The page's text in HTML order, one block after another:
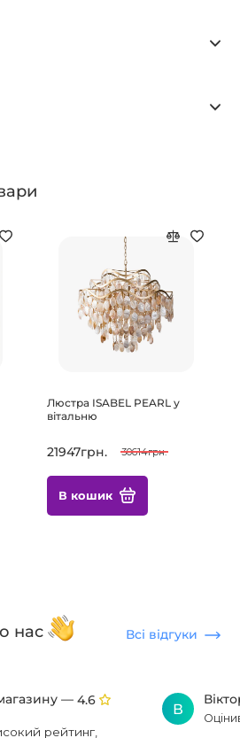
Люстра ISABEL PEARL у
вітальню
21947грн. 30614грн.
В кошик
нас Всі відгуки
— 4.6
рейтинг,
В